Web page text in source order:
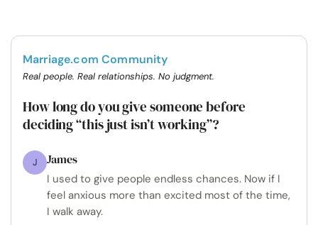
Marriage.com Community
Real people. Real relationships. No judgment.
How long do you give someone before
deciding “this just isn’t working”?
J James
I used to give people endless chances. Now if I
feel anxious more than excited most of the time,
I walk away.